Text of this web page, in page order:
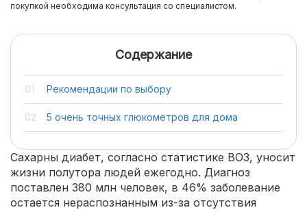
покупкой необходима консультация со специалистом.
Содержание
Рекомендации по выбору
5 очень точных глюкометров для дома
Сахарны диабет, согласно статистике ВОЗ, уносит
жизни полутора людей ежегодно. Диагноз
поставлен 380 млн человек, в 46% заболевание
остается нераспознанным из-за отсутствия